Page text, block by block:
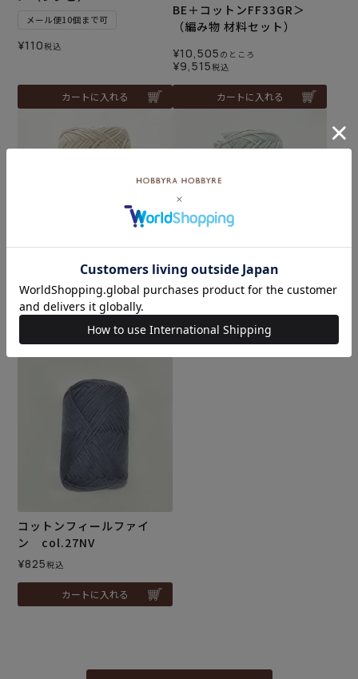
メール便10個まで可
¥110税込
カートに入れる
BE＋コットンFF33GR＞
（編み物 材料セット）
¥10,505 のところ
¥9,515税込
カートに入れる
コットンフィールファイン c
ol.33GR
¥825税込
カートに入れる
コットンフィールファイ
ン col.07LB
¥825税込
カートに入れる
コットンフィールファイ
ン col.27NV
¥825税込
カートに入れる